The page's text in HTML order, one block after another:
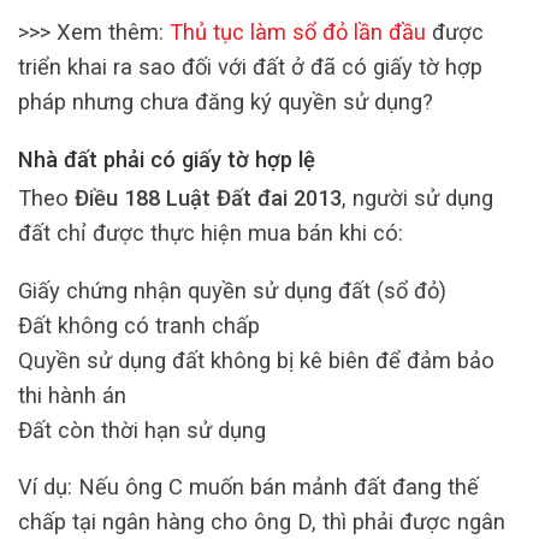
>>> Xem thêm: Thủ tục làm sổ đỏ lần đầu được
triển khai ra sao đối với đất ở đã có giấy tờ hợp
pháp nhưng chưa đăng ký quyền sử dụng?
Nhà đất phải có giấy tờ hợp lệ
Theo Điều 188 Luật Đất đai 2013, người sử dụng
đất chỉ được thực hiện mua bán khi có:
Giấy chứng nhận quyền sử dụng đất (sổ đỏ)
Đất không có tranh chấp
Quyền sử dụng đất không bị kê biên để đảm bảo
thi hành án
Đất còn thời hạn sử dụng
Ví dụ: Nếu ông C muốn bán mảnh đất đang thế
chấp tại ngân hàng cho ông D, thì phải được ngân